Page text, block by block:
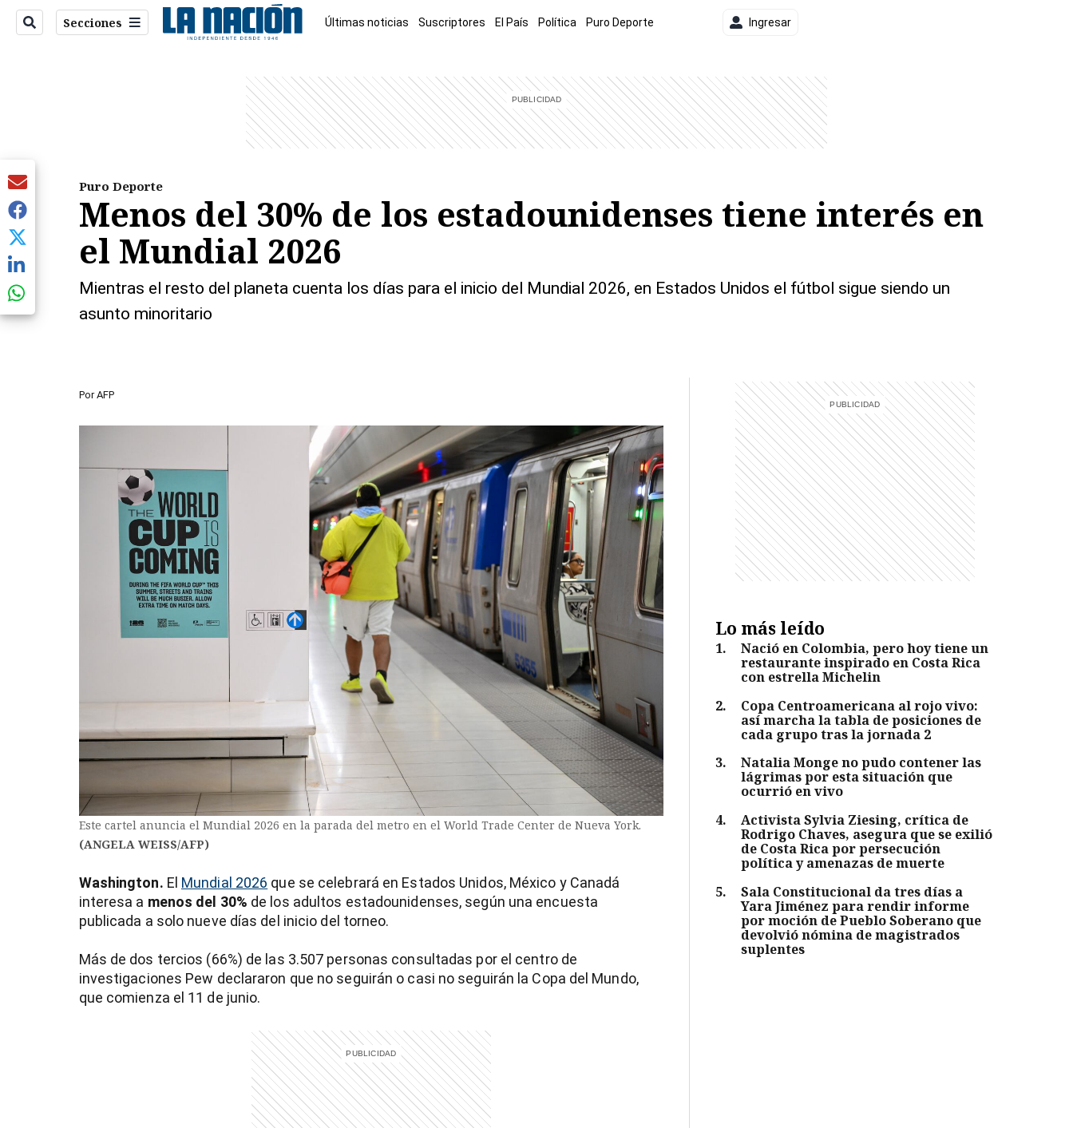
Secciones Últimas noticias Suscriptores El País Política Puro Deporte Ingresar
Puro Deporte
Menos del 30% de los estadounidenses tiene interés en
el Mundial 2026
Mientras el resto del planeta cuenta los días para el inicio del Mundial 2026, en Estados Unidos el fútbol sigue siendo un
asunto minoritario
Por AFP
Este cartel anuncia el Mundial 2026 en la parada del metro en el World Trade Center de Nueva York.
(ANGELA WEISS/AFP)
Washington. El Mundial 2026 que se celebrará en Estados Unidos, México y Canadá
interesa a menos del 30% de los adultos estadounidenses, según una encuesta
publicada a solo nueve días del inicio del torneo.
Más de dos tercios (66%) de las 3.507 personas consultadas por el centro de
investigaciones Pew declararon que no seguirán o casi no seguirán la Copa del Mundo,
que comienza el 11 de junio.
Lo más leído
1.
Nació en Colombia, pero hoy tiene un
restaurante inspirado en Costa Rica
con estrella Michelin
2.
Copa Centroamericana al rojo vivo:
así marcha la tabla de posiciones de
cada grupo tras la jornada 2
3.
Natalia Monge no pudo contener las
lágrimas por esta situación que
ocurrió en vivo
4.
Activista Sylvia Ziesing, crítica de
Rodrigo Chaves, asegura que se exilió
de Costa Rica por persecución
política y amenazas de muerte
5.
Sala Constitucional da tres días a
Yara Jiménez para rendir informe
por moción de Pueblo Soberano que
devolvió nómina de magistrados
suplentes